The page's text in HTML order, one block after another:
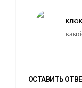
ОСТАВИТЬ